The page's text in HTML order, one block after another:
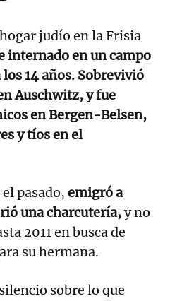
judío en la Frisia
internado en un campo
14 años. Sobrevivió
Auschwitz, y fue
en Bergen-Belsen,
y tíos en el
pasado, emigró a
una charcutería,y no
2011 en busca de
su hermana.
sobre lo que